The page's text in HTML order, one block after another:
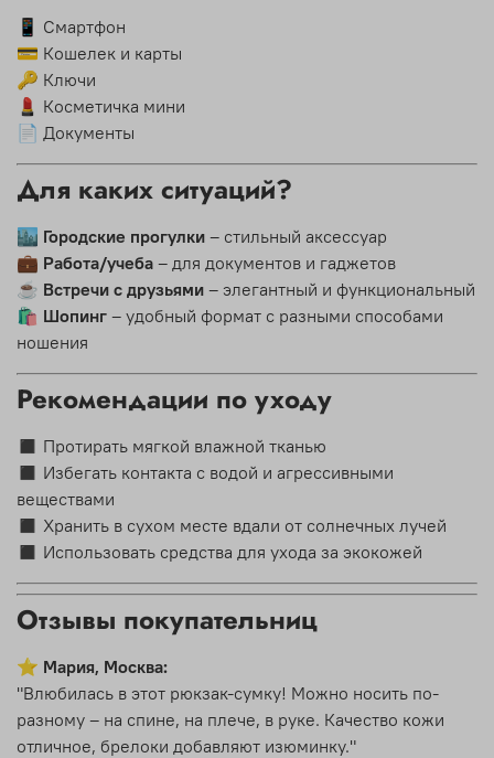
📱 Смартфон
💳 Кошелек и карты
🔑 Ключи
💄 Косметичка мини
📄 Документы
Для каких ситуаций?
🏙️ Городские прогулки – стильный аксессуар
💼 Работа/учеба – для документов и гаджетов
☕ Встречи с друзьями – элегантный и функциональный
🛍️ Шопинг – удобный формат с разными способами
ношения
Рекомендации по уходу
◼ Протирать мягкой влажной тканью
◼ Избегать контакта с водой и агрессивными
веществами
◼ Хранить в сухом месте вдали от солнечных лучей
◼ Использовать средства для ухода за экокожей
Отзывы покупательниц
⭐ Мария, Москва:
"Влюбилась в этот рюкзак-сумку! Можно носить по-
разному – на спине, на плече, в руке. Качество кожи
отличное, брелоки добавляют изюминку."